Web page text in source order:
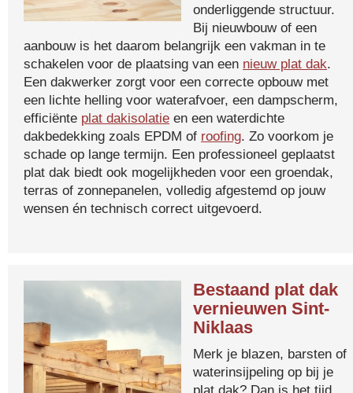
onderliggende structuur.
Bij nieuwbouw of een
aanbouw is het daarom belangrijk een vakman in te
schakelen voor de plaatsing van een nieuw plat dak.
Een dakwerker zorgt voor een correcte opbouw met
een lichte helling voor waterafvoer, een dampscherm,
efficiënte plat dakisolatie en een waterdichte
dakbedekking zoals EPDM of roofing. Zo voorkom je
schade op lange termijn. Een professioneel geplaatst
plat dak biedt ook mogelijkheden voor een groendak,
terras of zonnepanelen, volledig afgestemd op jouw
wensen én technisch correct uitgevoerd.
Bestaand plat dak
vernieuwen Sint-
Niklaas
Merk je blazen, barsten of
waterinsijpeling op bij je
plat dak? Dan is het tijd